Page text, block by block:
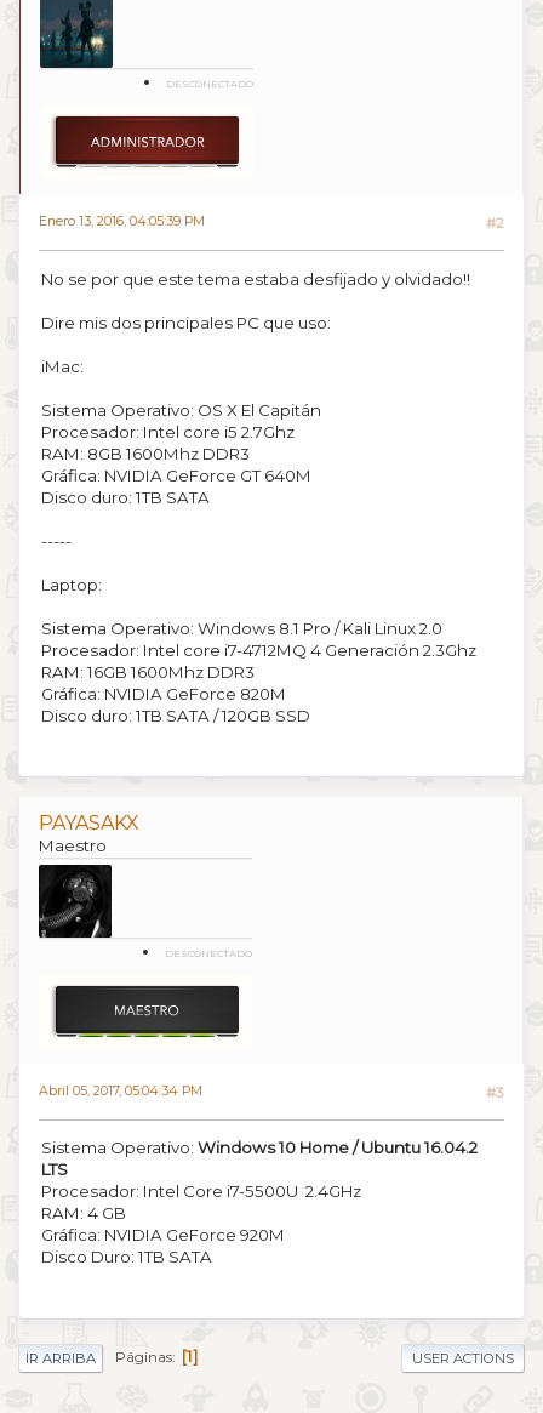
DESCONECTADO
Enero 13, 2016, 04:05:39 PM #2
No se por que este tema estaba desfijado y olvidado!!
Dire mis dos principales PC que uso:
iMac:
Sistema Operativo: OS X El Capitán
Procesador: Intel core i5 2.7Ghz
RAM: 8GB 1600Mhz DDR3
Gráfica: NVIDIA GeForce GT 640M
Disco duro: 1TB SATA
-----
Laptop:
Sistema Operativo: Windows 8.1 Pro / Kali Linux 2.0
Procesador: Intel core i7-4712MQ 4 Generación 2.3Ghz
RAM: 16GB 1600Mhz DDR3
Gráfica: NVIDIA GeForce 820M
Disco duro: 1TB SATA / 120GB SSD
PAYASAKX
Maestro
DESCONECTADO
Abril 05, 2017, 05:04:34 PM #3
Sistema Operativo: Windows 10 Home / Ubuntu 16.04.2
LTS
Procesador: Intel Core i7-5500U 2.4GHz
RAM: 4 GB
Gráfica: NVIDIA GeForce 920M
Disco Duro: 1TB SATA
IR ARRIBA Páginas 1 USER ACTIONS